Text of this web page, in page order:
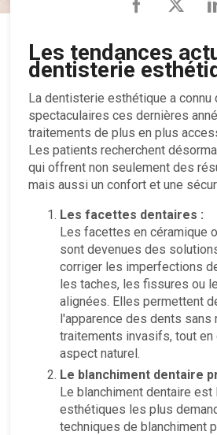
Les tendances
dentisterie
La dentisterie esthétique a connu
spectaculaires ces dernières
traitements de plus en plus
Les patients recherchent
qui offrent non seulement des
mais aussi un confort et une
Les facettes dentaires :
Les facettes en céramique
sont devenues des
corriger les imperfections
les taches, les fissures ou
alignées. Elles permettent
l'apparence des dents sans
traitements invasifs, tout en
aspect naturel.
Le blanchiment dentaire
Le blanchiment dentaire
esthétiques les plus
techniques de blanchiment